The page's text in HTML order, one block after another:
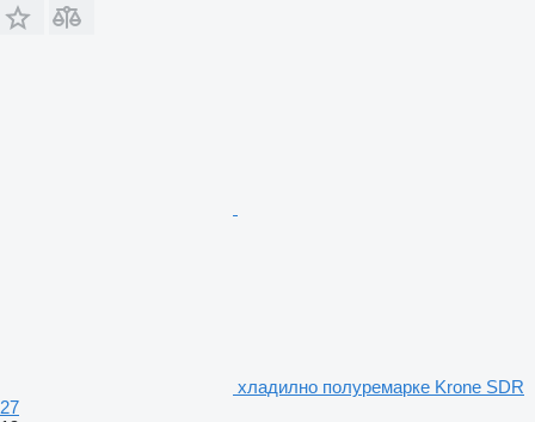
хладилно полуремарке Krone SDR
27